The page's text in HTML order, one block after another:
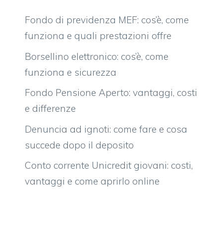
Fondo di previdenza MEF: cos’è, come
funziona e quali prestazioni offre
Borsellino elettronico: cos’è, come
funziona e sicurezza
Fondo Pensione Aperto: vantaggi, costi
e differenze
Denuncia ad ignoti: come fare e cosa
succede dopo il deposito
Conto corrente Unicredit giovani: costi,
vantaggi e come aprirlo online